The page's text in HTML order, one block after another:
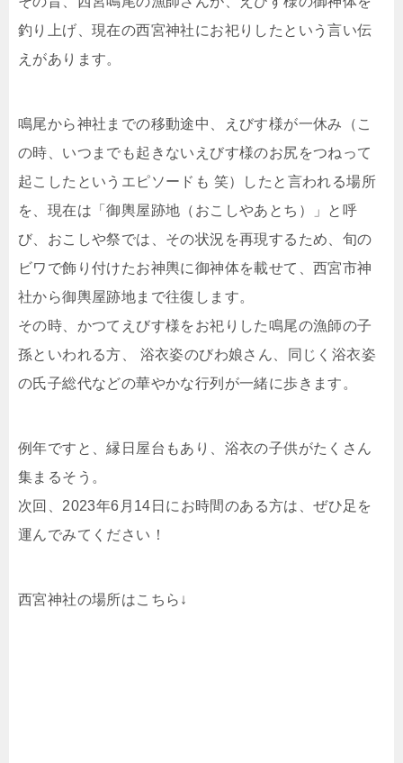
釣り上げ、現在の西宮神社にお祀りしたという言い伝
えがあります。
鳴尾から神社までの移動途中、えびす様が一休み（こ
の時、いつまでも起きないえびす様のお尻をつねって
起こしたというエピソードも 笑）したと言われる場所
を、現在は「御輿屋跡地（おこしやあとち）」と呼
び、おこしや祭では、その状況を再現するため、旬の
ビワで飾り付けたお神輿に御神体を載せて、西宮市神
社から御輿屋跡地まで往復します。
その時、かつてえびす様をお祀りした鳴尾の漁師の子
孫といわれる方、 浴衣姿のびわ娘さん、同じく浴衣姿
の氏子総代などの華やかな行列が一緒に歩きます。
例年ですと、縁日屋台もあり、浴衣の子供がたくさん
集まるそう。
次回、2023年6月14日にお時間のある方は、ぜひ足を
運んでみてください！
西宮神社の場所はこちら↓